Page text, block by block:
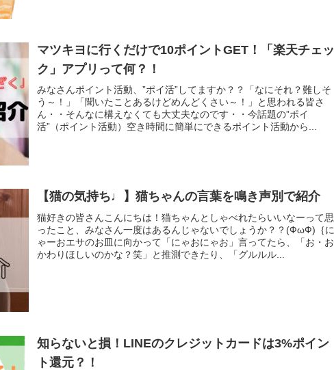
マツキヨに行くだけで10ポイントGET！「楽天チェッ
ク」アプリって何？！
みなさんポイント活動、”ポイ活”してますか？？「なにそれ？難しそ
う～！」「聞いたことあるけどめんどくさい～！」と思われる皆さ
ん・・そんなに構えなくても大丈夫なのです・・今話題の”ポイ
活”（ポイント活動）空き時間に簡単にできるポイント活動から...
【猫の気持ち♩】猫ちゃんの言葉を鳴き声別で紹介
猫好きの皆さんこんにちは！猫ちゃんとしゃべれたらいいなーって思
ったこと、みなさん一度はあるんじゃないでしょうか？？(ФωФ)｛に
ゃーおエサのお皿に向かって「にゃおにゃお」言ってたら、「お・お
かわりほしいのかな？笑」と推測できたり、「グルルル...
知らないと損！LINEのクレジットカードは3%ポイン
ト還元？！